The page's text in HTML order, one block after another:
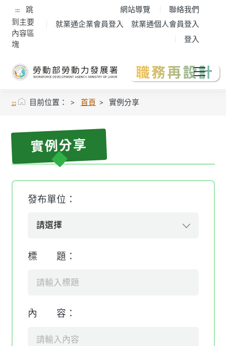
:::
跳
到主要
內容區
塊
網站導覽
聯絡我們
就業通企業會員登入
就業通個人會員登入
登入
::: 目前位置： 首頁 實例分享
實例分享
發布單位：
標 題：
內 容：